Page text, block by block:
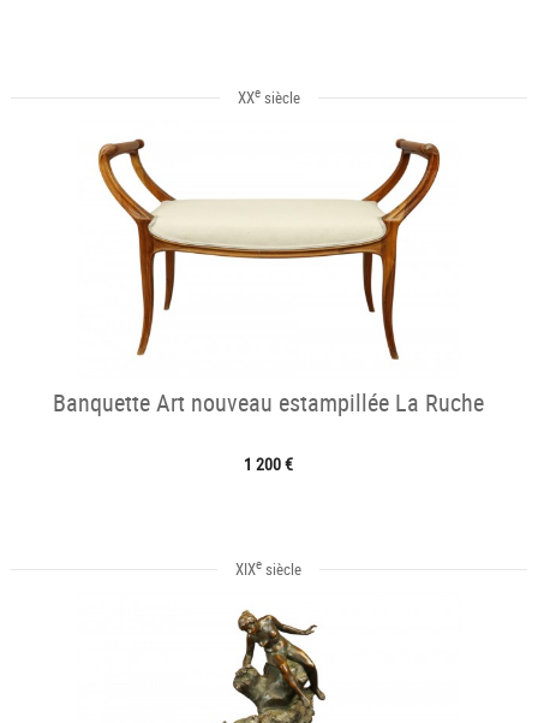
XXesiècle
Banquette Art nouveau estampillée La Ruche
1 200 €
XIXe siècle